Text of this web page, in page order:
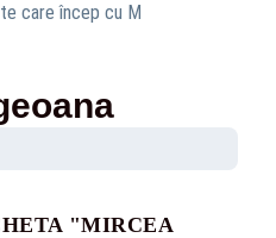
care încep cu M
"MIRCEA